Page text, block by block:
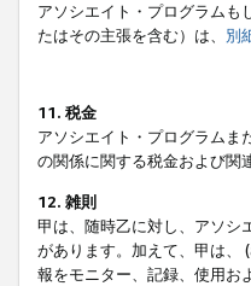
アソシエイト・プログラムも
たはその主張を含む）は、 別
11. 税金
アソシエイト・プログラムま
の関係に関する税金および関
12. 雑則
甲は、随時乙に対し、アソシ
があります。加えて、甲は、
報をモニター、記録、使用お